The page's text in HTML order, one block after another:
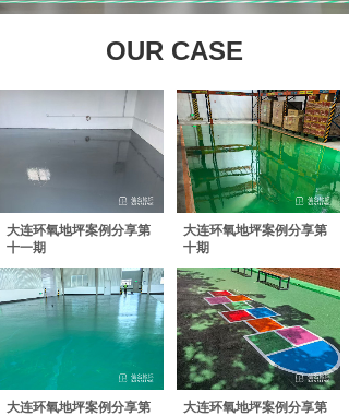
OUR CASE
大连环氧地坪案例分享第
十一期
大连环氧地坪案例分享第
十期
大连环氧地坪案例分享第
大连环氧地坪案例分享第